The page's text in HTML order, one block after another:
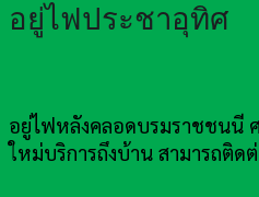
อยู่ไฟประชาอุทิศ
อยู่ไฟหลังคลอดบรมราชชนนี
ใหม่บริการถึงบ้าน สามารถติด